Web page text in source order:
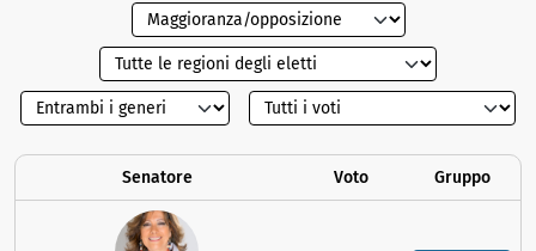
Senatore Voto Gruppo